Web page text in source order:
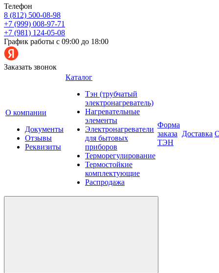
Телефон
8 (812) 500-08-98
+7 (999) 008-97-71
+7 (981) 124-05-08
График работы с 09:00 до 18:00
Заказать звонок
О компании
Документы
Отзывы
Реквизиты
Каталог
Тэн (трубчатый
электронагреватель)
Нагревательные
элементы
Электронагреватели
для бытовых
приборов
Терморегулирование
Термостойкие
комплектующие
Распродажа
Форма
заказа
ТЭН
Доставка